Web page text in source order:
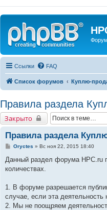
Ссылки FAQ
Список форумов Куплю-
Правила раздела
Закрыто
Правила раздела
С
о
щ
и
е
Oryctes » Вс ноя 22, 2015 18:40
Данный раздел форума HPC.ru
количествах.
1. В форуме разрешается
случае, если эта деятельность
2. Мы не поощряем